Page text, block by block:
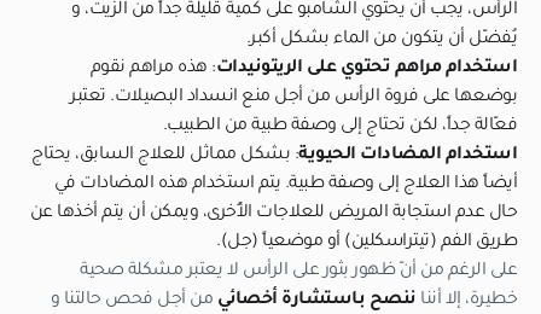
الرأس، يجب أن يحتوي الشامبو على كمية قليلة جداً من الزيت، و
يُفضّل أن يتكون من الماء بشكل أكبر.
استخدام مراهم تحتوي على الريتونيدات: هذه مراهم نقوم
بوضعها على فروة الرأس من أجل منع انسداد البصيلات. تعتبر
فعّالة جداً، لكن تحتاج إلى وصفة طبية من الطبيب.
استخدام المضادات الحيوية: بشكل مماثل للعلاج السابق، يحتاج
أيضاً هذا العلاج إلى وصفة طبية. يتم استخدام هذه المضادات في
حال عدم استجابة المريض للعلاجات الأُخرى، ويمكن أن يتم أخذها عن
طريق الفم (تيتراسكلين) أو موضعياً (جل).
على الرغم من أنّ ظهور بثور على الرأس لا يعتبر مشكلة صحية
خطيرة، إلا أننا ننصح باستشارة أخصائي من أجل فحص حالتنا و